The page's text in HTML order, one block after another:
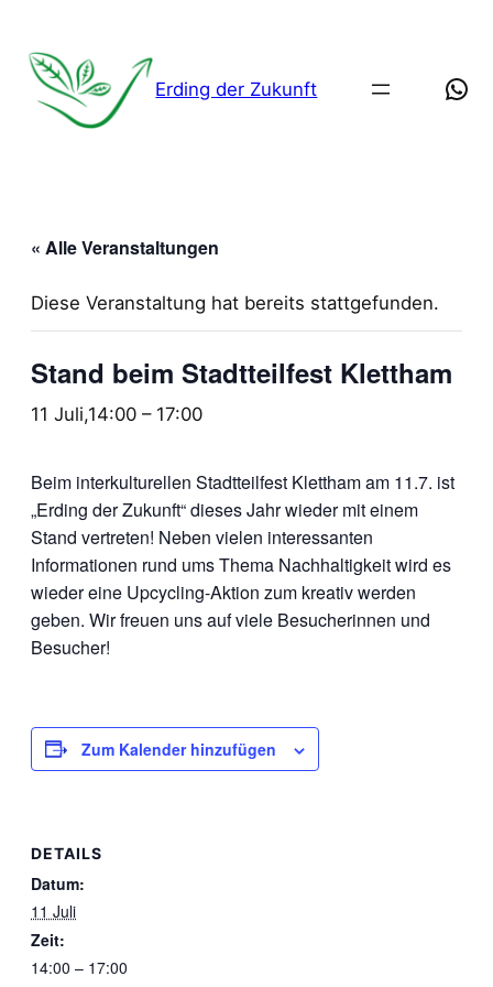
Erding der Zukunft
« Alle Veranstaltungen
Diese Veranstaltung hat bereits stattgefunden.
Stand beim Stadtteilfest Klettham
11 Juli,14:00 – 17:00
Beim interkulturellen Stadtteilfest Klettham am 11.7. ist
„Erding der Zukunft“ dieses Jahr wieder mit einem
Stand vertreten! Neben vielen interessanten
Informationen rund ums Thema Nachhaltigkeit wird es
wieder eine Upcycling-Aktion zum kreativ werden
geben. Wir freuen uns auf viele Besucherinnen und
Besucher!
Zum Kalender hinzufügen
DETAILS
Datum:
11 Juli
Zeit:
14:00 – 17:00